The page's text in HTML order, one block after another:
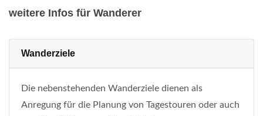
weitere Infos für Wanderer
Wanderziele
Die nebenstehenden Wanderziele dienen als
Anregung für die Planung von Tagestouren oder auch